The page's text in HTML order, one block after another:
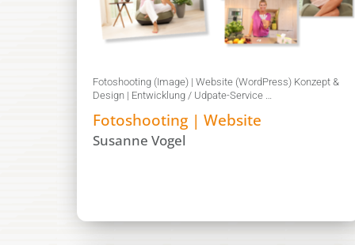
Fotoshooting (Image) | Website (WordPress) Konzept &
Design | Entwicklung / Udpate-Service …
Fotoshooting | Website
Susanne Vogel